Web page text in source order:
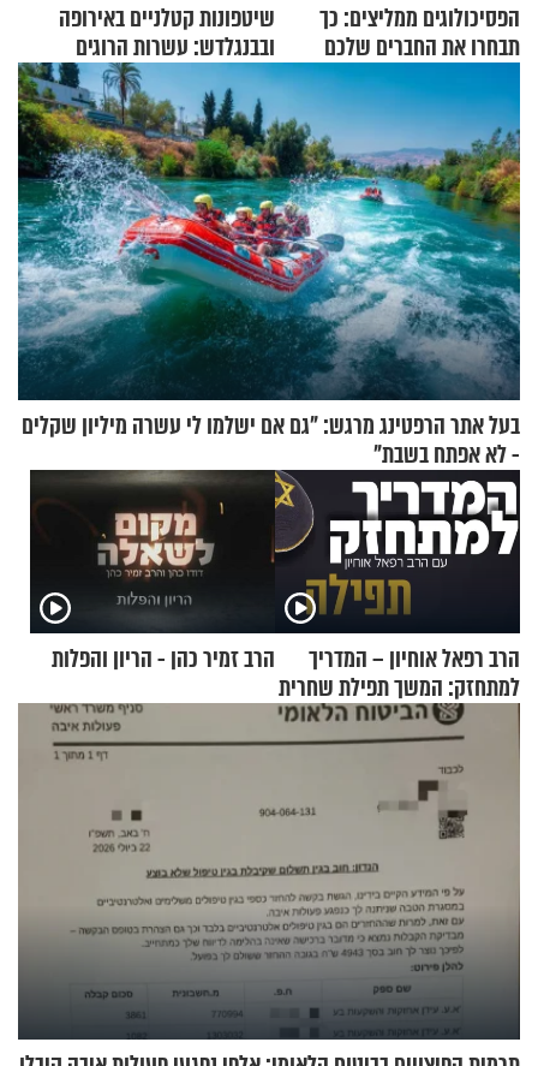
הפסיכולוגים ממליצים: כך
תבחרו את החברים שלכם
שיטפונות קטלניים באירופה
ובבנגלדש: עשרות הרוגים
ומיליון נפגעים
בעל אתר הרפטינג מרגש: "גם אם ישלמו לי עשרה מיליון שקלים
- לא אפתח בשבת"
הרב רפאל אוחיון – המדריך
למתחזק: המשך תפילת שחרית
מאשרי ועד עלינו
הרב זמיר כהן - הריון והפלות